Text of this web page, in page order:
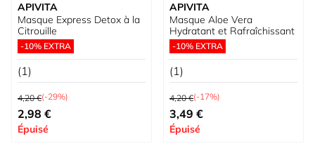
APIVITA
Masque Express Detox à la
Citrouille
-10% EXTRA
(1)
Prix normal
4,20 €(-29%)
Prix spécial
2,98 €
Épuisé
APIVITA
Masque Aloe Vera
Hydratant et Rafraîchissant
-10% EXTRA
(1)
Prix normal
4,20 €(-17%)
Prix spécial
3,49 €
Épuisé